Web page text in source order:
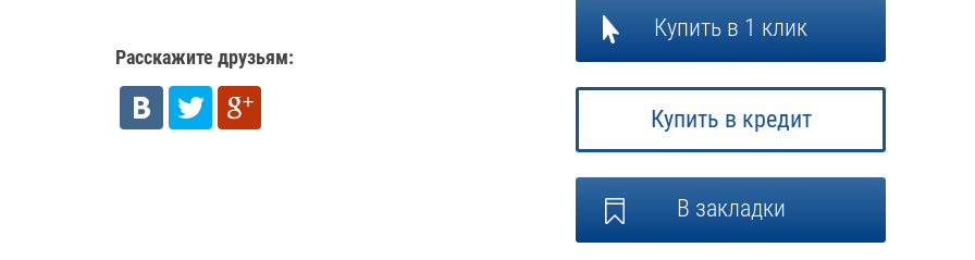
Расскажите друзьям:
Купить в 1 клик
Купить в кредит
В закладки